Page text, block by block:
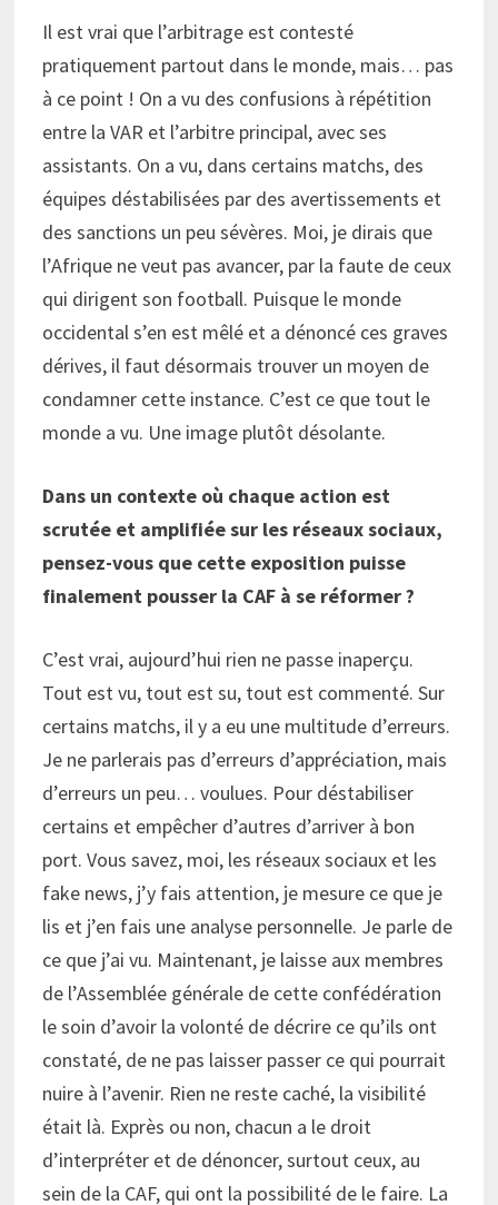
Il est vrai que l’arbitrage est contesté
pratiquement partout dans le monde, mais… pas
à ce point ! On a vu des confusions à répétition
entre la VAR et l’arbitre principal, avec ses
assistants. On a vu, dans certains matchs, des
équipes déstabilisées par des avertissements et
des sanctions un peu sévères. Moi, je dirais que
l’Afrique ne veut pas avancer, par la faute de ceux
qui dirigent son football. Puisque le monde
occidental s’en est mêlé et a dénoncé ces graves
dérives, il faut désormais trouver un moyen de
condamner cette instance. C’est ce que tout le
monde a vu. Une image plutôt désolante.
Dans un contexte où chaque action est
scrutée et amplifiée sur les réseaux sociaux,
pensez-vous que cette exposition puisse
finalement pousser la CAF à se réformer ?
C’est vrai, aujourd’hui rien ne passe inaperçu.
Tout est vu, tout est su, tout est commenté. Sur
certains matchs, il y a eu une multitude d’erreurs.
Je ne parlerais pas d’erreurs d’appréciation, mais
d’erreurs un peu… voulues. Pour déstabiliser
certains et empêcher d’autres d’arriver à bon
port. Vous savez, moi, les réseaux sociaux et les
fake news, j’y fais attention, je mesure ce que je
lis et j’en fais une analyse personnelle. Je parle de
ce que j’ai vu. Maintenant, je laisse aux membres
de l’Assemblée générale de cette confédération
le soin d’avoir la volonté de décrire ce qu’ils ont
constaté, de ne pas laisser passer ce qui pourrait
nuire à l’avenir. Rien ne reste caché, la visibilité
était là. Exprès ou non, chacun a le droit
d’interpréter et de dénoncer, surtout ceux, au
sein de la CAF, qui ont la possibilité de le faire. La